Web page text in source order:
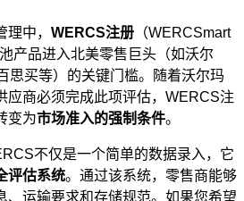
中， WERCS注册 （WERCSmart
产品进入北美零售巨头（如沃尔
思买等）的关键门槛。随着沃尔玛
应商必须完成此项评估，WERCS注
变为市场准入的强制条件。
不仅是一个简单的数据录入，它
评估系统。通过该系统，零售商能够
、运输要求和存储规范。如果您希望